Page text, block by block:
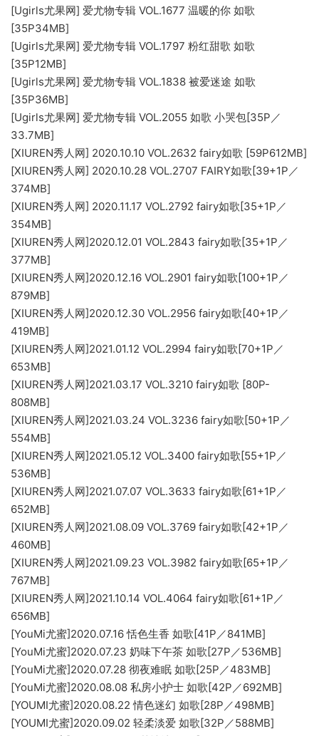
[Ugirls尤果网] 爱尤物专辑 VOL.1677 温暖的你 如歌
[35P34MB]
[Ugirls尤果网] 爱尤物专辑 VOL.1797 粉红甜歌 如歌
[35P12MB]
[Ugirls尤果网] 爱尤物专辑 VOL.1838 被爱迷途 如歌
[35P36MB]
[Ugirls尤果网] 爱尤物专辑 VOL.2055 如歌 小哭包[35P／
33.7MB]
[XIUREN秀人网] 2020.10.10 VOL.2632 fairy如歌 [59P612MB]
[XIUREN秀人网] 2020.10.28 VOL.2707 FAIRY如歌[39+1P／
374MB]
[XIUREN秀人网] 2020.11.17 VOL.2792 fairy如歌[35+1P／
354MB]
[XIUREN秀人网]2020.12.01 VOL.2843 fairy如歌[35+1P／
377MB]
[XIUREN秀人网]2020.12.16 VOL.2901 fairy如歌[100+1P／
879MB]
[XIUREN秀人网]2020.12.30 VOL.2956 fairy如歌[40+1P／
419MB]
[XIUREN秀人网]2021.01.12 VOL.2994 fairy如歌[70+1P／
653MB]
[XIUREN秀人网]2021.03.17 VOL.3210 fairy如歌 [80P-
808MB]
[XIUREN秀人网]2021.03.24 VOL.3236 fairy如歌[50+1P／
554MB]
[XIUREN秀人网]2021.05.12 VOL.3400 fairy如歌[55+1P／
536MB]
[XIUREN秀人网]2021.07.07 VOL.3633 fairy如歌[61+1P／
652MB]
[XIUREN秀人网]2021.08.09 VOL.3769 fairy如歌[42+1P／
460MB]
[XIUREN秀人网]2021.09.23 VOL.3982 fairy如歌[65+1P／
767MB]
[XIUREN秀人网]2021.10.14 VOL.4064 fairy如歌[61+1P／
656MB]
[YouMi尤蜜]2020.07.16 恬色生香 如歌[41P／841MB]
[YouMi尤蜜]2020.07.23 奶味下午茶 如歌[27P／536MB]
[YouMi尤蜜]2020.07.28 彻夜难眠 如歌[25P／483MB]
[YouMi尤蜜]2020.08.08 私房小护士 如歌[42P／692MB]
[YOUMI尤蜜]2020.08.22 情色迷幻 如歌[28P／498MB]
[YOUMI尤蜜]2020.09.02 轻柔淡爱 如歌[32P／588MB]